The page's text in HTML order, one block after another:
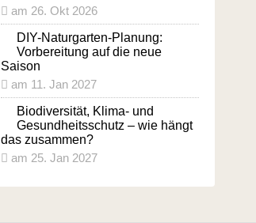
am 26. Okt 2026
DIY-Naturgarten-Planung:
Vorbereitung auf die neue
Saison
am 11. Jan 2027
Biodiversität, Klima- und
Gesundheitsschutz – wie hängt
das zusammen?
am 25. Jan 2027